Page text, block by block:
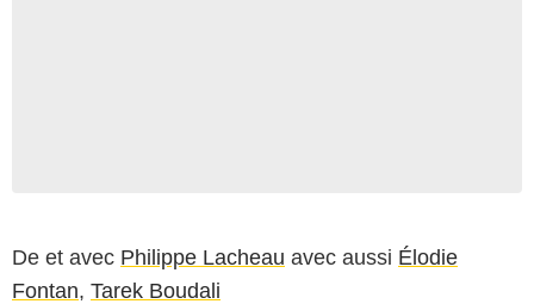
De et avec Philippe Lacheau avec aussi Élodie
Fontan, Tarek Boudali